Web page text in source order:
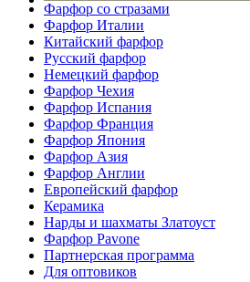
Фарфор со стразами
Фарфор Италии
Китайский фарфор
Русский фарфор
Немецкий фарфор
Фарфор Чехия
Фарфор Испания
Фарфор Франция
Фарфор Япония
Фарфор Азия
Фарфор Англии
Европейский фарфор
Керамика
Нарды и шахматы Златоуст
Фарфор Pavone
Партнерская программа
Для оптовиков